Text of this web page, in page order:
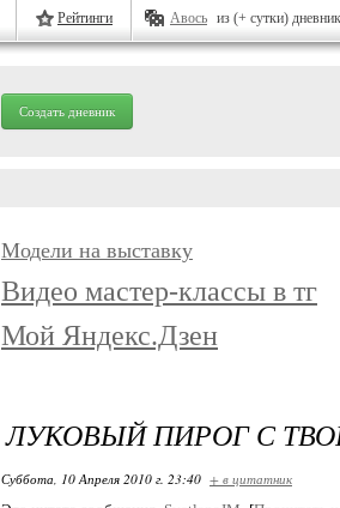
Рейтинги Авось из (+ сутки)
Создать дневник
Модели на выставку
Видео мастер-классы в тг
Мой Яндекс.Дзен
ЛУКОВЫЙ ПИРОГ С
Суббота, 10 Апреля 2010 г. 23:40 + в цитатник